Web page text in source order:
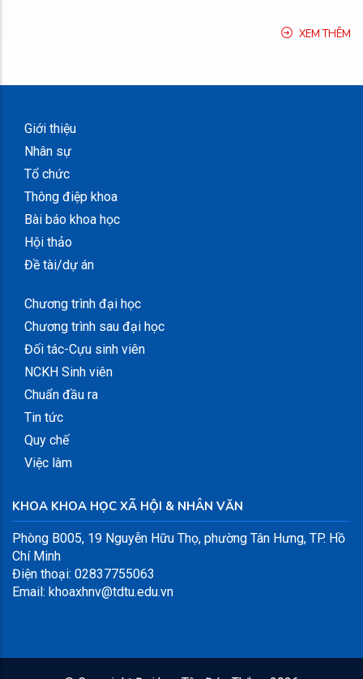
XEM THÊM
Giới thiệu
Nhân sự
Tổ chức
Thông điệp khoa
Bài báo khoa học
Hội thảo
Đề tài/dự án
Chương trình đại học
Chương trình sau đại học
Đối tác-Cựu sinh viên
NCKH Sinh viên
Chuẩn đầu ra
Tin tức
Quy chế
Việc làm
KHOA KHOA HỌC XÃ HỘI & NHÂN VĂN
Phòng B005, 19 Nguyễn Hữu Thọ, phường Tân Hưng, TP. Hồ
Chí Minh
Điện thoại: 02837755063
Email: khoaxhnv@tdtu.edu.vn